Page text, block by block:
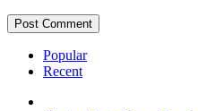
Popular
Recent